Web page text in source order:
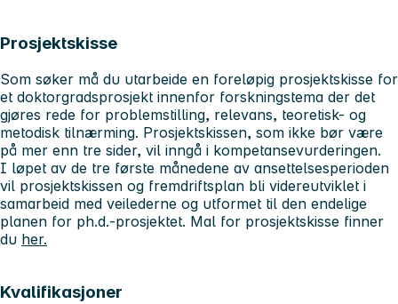
Prosjektskisse
Som søker må du utarbeide en foreløpig prosjektskisse for
et doktorgradsprosjekt innenfor forskningstema der det
gjøres rede for problemstilling, relevans, teoretisk- og
metodisk tilnærming. Prosjektskissen, som ikke bør være
på mer enn tre sider, vil inngå i kompetansevurderingen.
I løpet av de tre første månedene av ansettelsesperioden
vil prosjektskissen og fremdriftsplan bli videreutviklet i
samarbeid med veilederne og utformet til den endelige
planen for ph.d.-prosjektet. Mal for prosjektskisse finner
du her.
Kvalifikasjoner